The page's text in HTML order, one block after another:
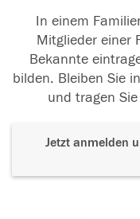
In einem
Mitglieder einer
Bekannte
bilden. Bleiben Sie
und tragen
Jetzt anmelden